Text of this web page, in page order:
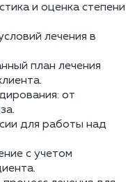
и оценка степени
лечения в
план лечения
от
для работы над
с учетом